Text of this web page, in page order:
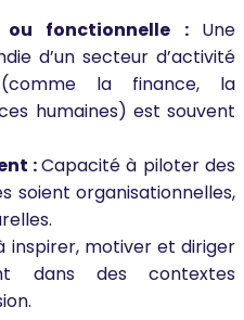
ou fonctionnelle : Une
d’un secteur d’activité
la finance, la
humaines) est souvent
:Capacité à piloter des
soient organisationnelles,
inspirer, motiver et diriger
dans des contextes